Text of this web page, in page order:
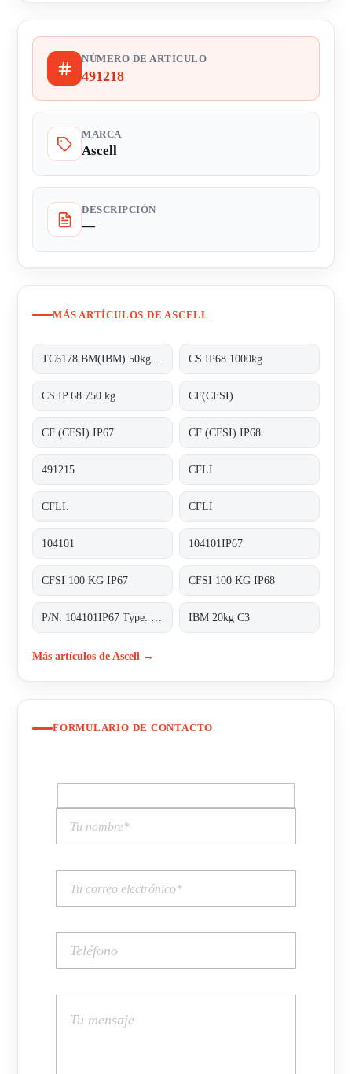
NÚMERO DE ARTÍCULO
491218
MARCA
Ascell
DESCRIPCIÓN
—
MÁS ARTÍCULOS DE ASCELL
CS IP68 1000kg
CS IP 68 750 kg CF(CFSI)
CF (CFSI) IP67 CF (CFSI) IP68
491215 CFLI
CFLI. CFLI
104101 104101IP67
CFSI 100 KG IP67 CFSI 100 KG IP68
IBM 20kg C3
Más artículos de Ascell →
FORMULARIO DE CONTACTO